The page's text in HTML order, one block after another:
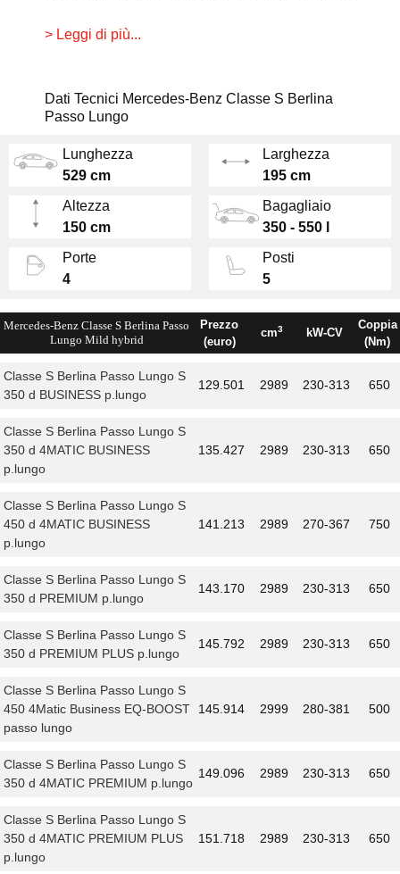
autonomia agendo anche sullo sterzo.
interamente digitale è composta da due
display TFT da 12,3 pollici. Gli optional sono
"Wellness" che agisce sull'illuminazione
sulle modalità di massaggio, di ventilazione e
di riscaldamento dei sedili, finendo con
climatizzazione, e addirittura musica e
profumazione.
Motoria 6 cilindri in linea diesel (286 o 340
cavalli) e benzina (367 o 469 CV), oppure V8
> Leggi di più...
Dati Tecnici Mercedes-Benz Classe S Berlina
Passo Lungo
Lunghezza
529 cm
Larghezza
195 cm
Altezza
150 cm
Bagagliaio
350 - 550 l
Porte
4
Posti
5
Mercedes-Benz Classe S Berlina Passo
Lungo Mild hybrid
Prezzo
(euro)
cm3 kW-CV
Coppia
(Nm)
Classe S Berlina Passo Lungo S
350 d BUSINESS p.lungo
129.501 2989 230-313 650
Classe S Berlina Passo Lungo S
350 d 4MATIC BUSINESS
p.lungo
135.427 2989 230-313 650
Classe S Berlina Passo Lungo S
450 d 4MATIC BUSINESS
p.lungo
141.213 2989 270-367 750
Classe S Berlina Passo Lungo S
350 d PREMIUM p.lungo
143.170 2989 230-313 650
Classe S Berlina Passo Lungo S
350 d PREMIUM PLUS p.lungo
145.792 2989 230-313 650
Classe S Berlina Passo Lungo S
450 4Matic Business EQ-BOOST
passo lungo
145.914 2999 280-381 500
Classe S Berlina Passo Lungo S
350 d 4MATIC PREMIUM p.lungo
149.096 2989 230-313 650
Classe S Berlina Passo Lungo S
350 d 4MATIC PREMIUM PLUS
p.lungo
151.718 2989 230-313 650